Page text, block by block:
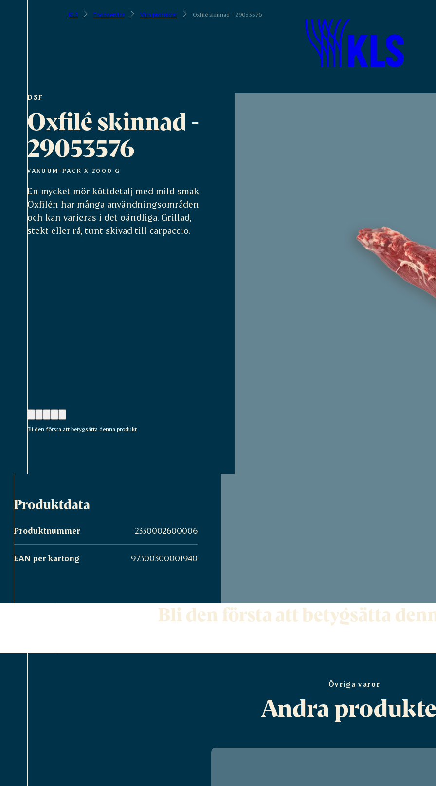
KLS Foodservice Våra produkter Oxfilé skinnad - 29053576
DSF
Oxfilé skinnad -
29053576
VAKUUM-PACK X 2000 G
En mycket mör köttdetalj med mild smak.
Oxfilén har många användningsområden
och kan varieras i det oändliga. Grillad,
stekt eller rå, tunt skivad till carpaccio.
Bli den första att betygsätta denna produkt
Produktdata
Produktnummer 2330002600006
EAN per kartong 97300300001940
Bli den första att betygsätta
Övriga varor
Andra